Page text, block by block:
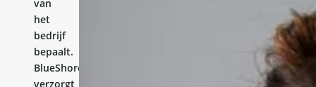
van
het
bedrijf
bepaalt.
BlueShores
verzorgt